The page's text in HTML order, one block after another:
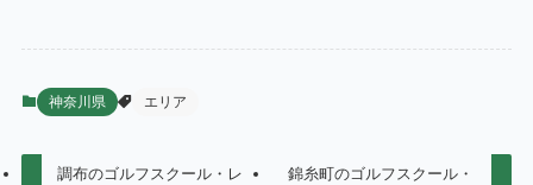
神奈川県 エリア
調布のゴルフスクール・レ
錦糸町のゴルフスクール・